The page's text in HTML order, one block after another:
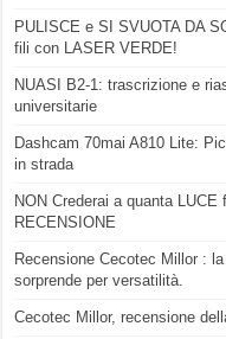
PULISCE e SI SVUOTA DA
fili con LASER VERDE!
NUASI B2-1: trascrizione e
universitarie
Dashcam 70mai A810 Lite:
in strada
NON Crederai a quanta
RECENSIONE
Recensione Cecotec Millor :
sorprende per versatilità.
Cecotec Millor, recensione